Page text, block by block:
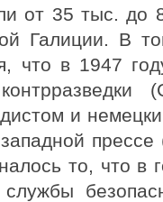
от 35 тыс. до
Галиции. В
что в 1947
и
то, что в